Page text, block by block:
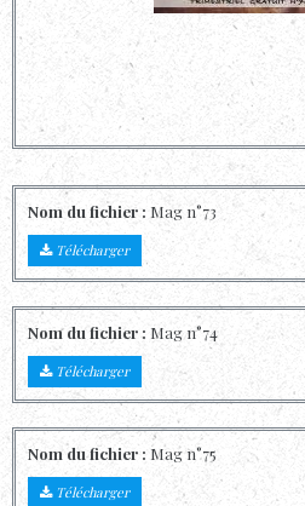
Nom du fichier : Mag n°73
Télécharger
Nom du fichier : Mag n°74
Télécharger
Nom du fichier : Mag n°75
Télécharger